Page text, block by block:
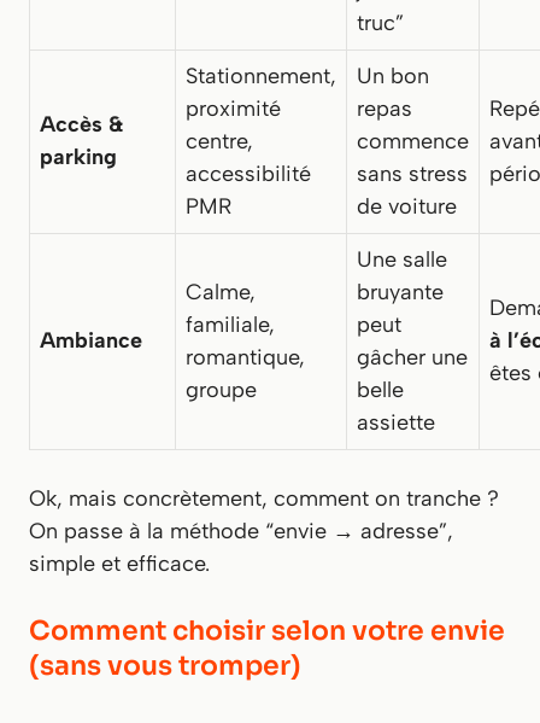
truc”
Accès &
parking
Stationnement,
proximité
centre,
accessibilité
PMR
Un bon
repas
commence
sans stress
de voiture
Ambiance
Calme,
familiale,
romantique,
groupe
Une salle
bruyante
peut
gâcher une
belle
assiette
à
êtes
Ok, mais concrètement, comment on tranche ?
On passe à la méthode “envie → adresse”,
simple et efficace.
Comment choisir selon votre envie
(sans vous tromper)